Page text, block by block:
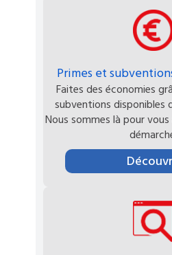
Primes et
Faites des économies
subventions disponibles
Nous sommes là pour